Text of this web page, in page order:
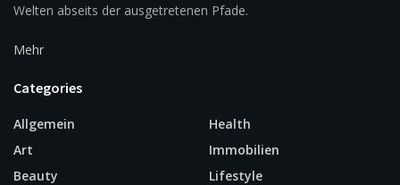
Welten abseits der ausgetretenen Pfade.
Mehr
Categories
Allgemein
Art
Beauty
Health
Immobilien
Lifestyle